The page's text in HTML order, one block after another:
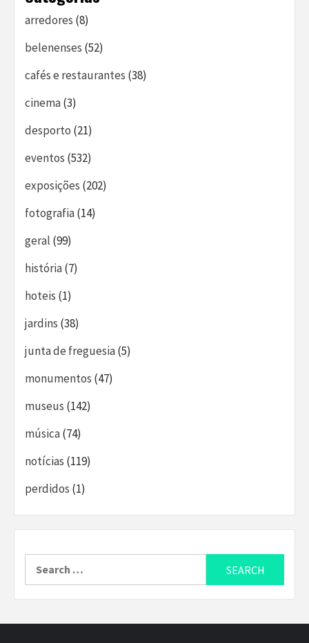
arredores (8)
belenenses (52)
cafés e restaurantes (38)
cinema(3)
desporto (21)
eventos (532)
exposições (202)
fotografia(14)
geral (99)
história(7)
hoteis (1)
jardins (38)
junta de freguesia(5)
monumentos (47)
museus (142)
música(74)
notícias (119)
perdidos (1)